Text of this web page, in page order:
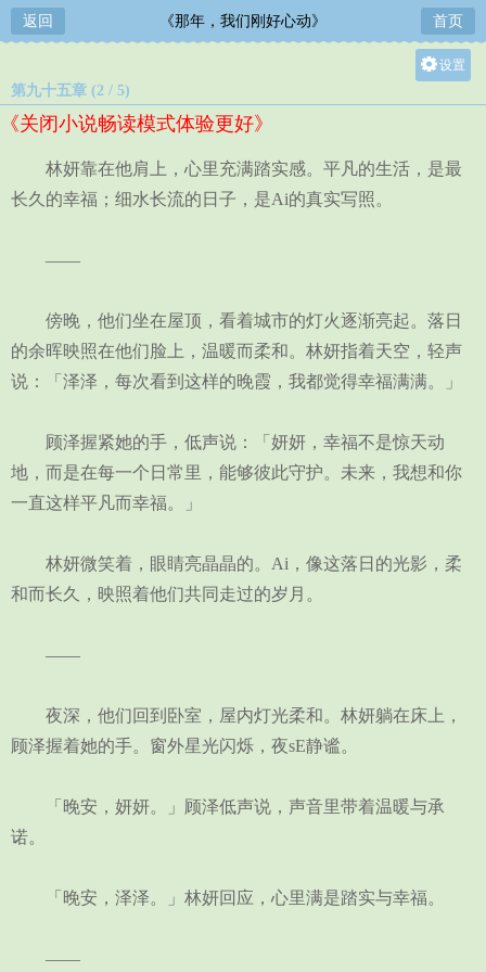
返回 《那年，我们刚好心动》 首页
设置
中
第九十五章 (2 / 5)
《关闭小说畅读模式体验更好》
林妍靠在他肩上，心里充满踏实感。平凡的生活，是最
长久的幸福；细水长流的日子，是Ai的真实写照。
——
傍晚，他们坐在屋顶，看着城市的灯火逐渐亮起。落日
的余晖映照在他们脸上，温暖而柔和。林妍指着天空，轻声
说：「泽泽，每次看到这样的晚霞，我都觉得幸福满满。」
顾泽握紧她的手，低声说：「妍妍，幸福不是惊天动
地，而是在每一个日常里，能够彼此守护。未来，我想和你
一直这样平凡而幸福。」
林妍微笑着，眼睛亮晶晶的。Ai，像这落日的光影，柔
和而长久，映照着他们共同走过的岁月。
——
夜深，他们回到卧室，屋内灯光柔和。林妍躺在床上，
顾泽握着她的手。窗外星光闪烁，夜sE静谧。
「晚安，妍妍。」顾泽低声说，声音里带着温暖与承
诺。
「晚安，泽泽。」林妍回应，心里满是踏实与幸福。
——